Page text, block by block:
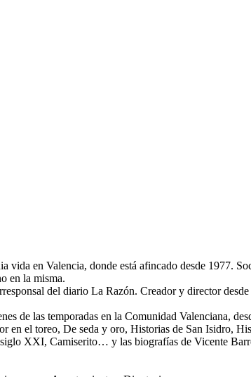
vida en Valencia, donde está afincado desde 1977.
en la misma.
del diario La Razón. Creador y director
de las temporadas en la Comunidad Valenciana,
el toreo, De seda y oro, Historias de San Isidro,
XXI, Camiserito… y las biografías de Vicente